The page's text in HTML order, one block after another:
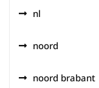
nl
noord
noord brabant